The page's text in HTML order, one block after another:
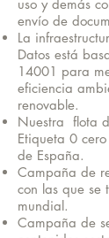
uso y demás
envío de
La
Datos está
14001 para
eficiencia
renovable.
Nuestra flota
Etiqueta 0
de España.
Campaña de
con las que se
mundial.
Campaña de